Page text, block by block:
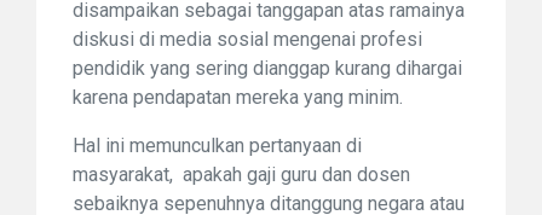
disampaikan sebagai tanggapan atas ramainya
diskusi di media sosial mengenai profesi
pendidik yang sering dianggap kurang dihargai
karena pendapatan mereka yang minim.
Hal ini memunculkan pertanyaan di
masyarakat, apakah gaji guru dan dosen
sebaiknya sepenuhnya ditanggung negara atau